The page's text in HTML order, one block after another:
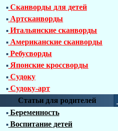
Сканворды для детей
Артсканворды
Итальянские сканворды
Американские сканворды
Ребусворды
Японские кроссворды
Судоку
Судоку-арт
Статьи для родителей
Беременность
Воспитание детей